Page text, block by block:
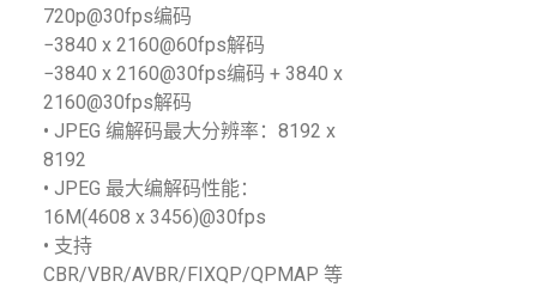
720p@30fps编码
−3840 x 2160@60fps解码
−3840 x 2160@30fps编码 + 3840 x
2160@30fps解码
• JPEG 编解码最大分辨率：8192 x
8192
• JPEG 最大编解码性能：
16M(4608 x 3456)@30fps
• 支持
CBR/VBR/AVBR/FIXQP/QPMAP 等